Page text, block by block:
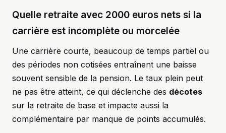
Quelle retraite avec 2000 euros nets si la
carrière est incomplète ou morcelée
Une carrière courte, beaucoup de temps partiel ou
des périodes non cotisées entraînent une baisse
souvent sensible de la pension. Le taux plein peut
ne pas être atteint, ce qui déclenche des décotes
sur la retraite de base et impacte aussi la
complémentaire par manque de points accumulés.